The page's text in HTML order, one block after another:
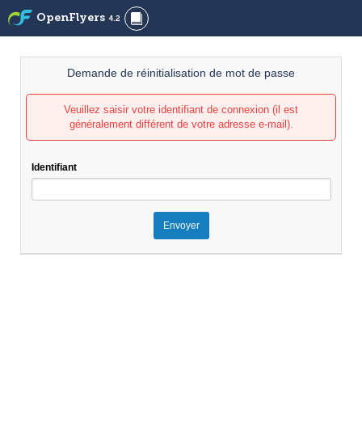
OpenFlyers 4.2
Demande de réinitialisation de mot de passe
Veuillez saisir votre identifiant de connexion (il est
généralement différent de votre adresse e-mail).
Identifiant